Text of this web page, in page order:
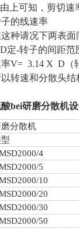
由上可知，剪切速
的线速率
种请况下两表
定-转子的间距范
V= 3.14 X D（
以转速和分散头
bei研磨分散机
分散机
2000/4
2000/5
2000/10
2000/20
2000/30
2000/50